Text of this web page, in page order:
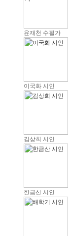
윤재천 수필가
이국화 시인
김상희 시인
한금산 시인